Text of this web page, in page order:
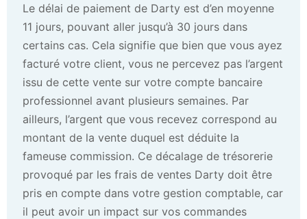
Le délai de paiement de Darty est d’en moyenne
11 jours, pouvant aller jusqu’à 30 jours dans
certains cas. Cela signifie que bien que vous ayez
facturé votre client, vous ne percevez pas l’argent
issu de cette vente sur votre compte bancaire
professionnel avant plusieurs semaines. Par
ailleurs, l’argent que vous recevez correspond au
montant de la vente duquel est déduite la
fameuse commission. Ce décalage de trésorerie
provoqué par les frais de ventes Darty doit être
pris en compte dans votre gestion comptable, car
il peut avoir un impact sur vos commandes